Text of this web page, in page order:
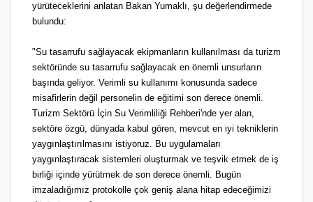
yürüteceklerini anlatan Bakan Yumaklı, şu değerlendirmede
bulundu:
"Su tasarrufu sağlayacak ekipmanların kullanılması da turizm
sektöründe su tasarrufu sağlayacak en önemli unsurların
başında geliyor. Verimli su kullanımı konusunda sadece
misafirlerin değil personelin de eğitimi son derece önemli.
Turizm Sektörü İçin Su Verimliliği Rehberi'nde yer alan,
sektöre özgü, dünyada kabul gören, mevcut en iyi tekniklerin
yaygınlaştırılmasını istiyoruz. Bu uygulamaları
yaygınlaştıracak sistemleri oluşturmak ve teşvik etmek de iş
birliği içinde yürütmek de son derece önemli. Bugün
imzaladığımız protokolle çok geniş alana hitap edeceğimizi